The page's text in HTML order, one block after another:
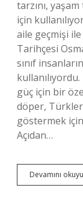
tarzını,
için
aile geçmişi
Tarihçesi
sınıf
güç için bir
döper,
göstermek
Açıdan…
Devamını